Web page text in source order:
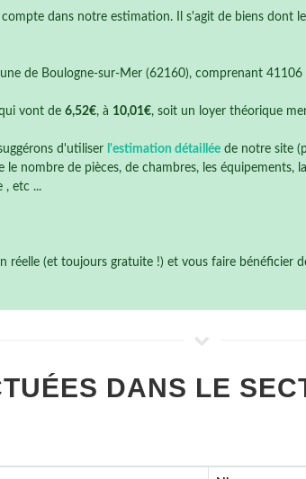
dans notre estimation. Il s'agit de biens dont
de Boulogne-sur-Mer (62160), comprenant 41106
vont de 6,52€, à 10,01€, soit un loyer théorique
d'utiliser l'estimation détaillée de notre site
nombre de pièces, de chambres, les
, etc ...
(et toujours gratuite !) et vous faire
DANS LE